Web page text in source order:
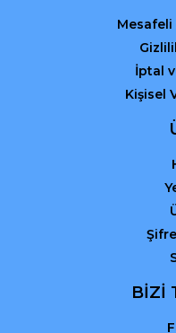
Mesafeli
İptal
Kişisel
BİZİ